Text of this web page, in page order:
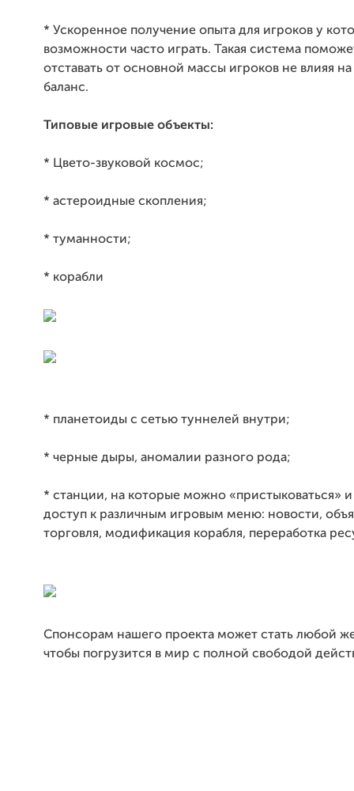
* Ускоренное получение опыта для игроков у
возможности часто играть. Такая система
отставать от основной массы игроков не влияя
баланс.
Типовые игровые объекты:
* Цвето-звуковой космос;
* астероидные скопления;
* туманности;
* корабли
* планетоиды с сетью туннелей внутри;
* черные дыры, аномалии разного рода;
* станции, на которые можно «пристыковаться» и
доступ к различным игровым меню: новости,
торговля, модификация корабля, переработка
Спонсорам нашего проекта может стать любой
чтобы погрузится в мир с полной свободой